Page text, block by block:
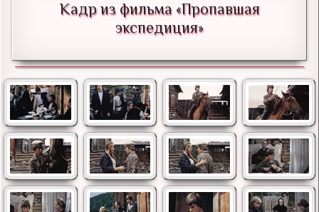
Кадр из фильма «Пропавшая
экспедиция»